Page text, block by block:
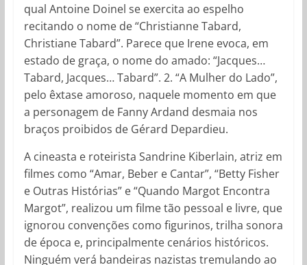
qual Antoine Doinel se exercita ao espelho
recitando o nome de “Christianne Tabard,
Christiane Tabard”. Parece que Irene evoca, em
estado de graça, o nome do amado: “Jacques…
Tabard, Jacques… Tabard”. 2. “A Mulher do Lado”,
pelo êxtase amoroso, naquele momento em que
a personagem de Fanny Ardand desmaia nos
braços proibidos de Gérard Depardieu.
A cineasta e roteirista Sandrine Kiberlain, atriz em
filmes como “Amar, Beber e Cantar”, “Betty Fisher
e Outras Histórias” e “Quando Margot Encontra
Margot”, realizou um filme tão pessoal e livre, que
ignorou convenções como figurinos, trilha sonora
de época e, principalmente cenários históricos.
Ninguém verá bandeiras nazistas tremulando ao